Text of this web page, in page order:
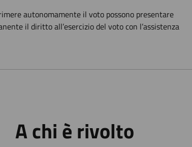
autonomamente il voto possono presentare
il diritto all’esercizio del voto con l’assistenza
A chi è rivolto